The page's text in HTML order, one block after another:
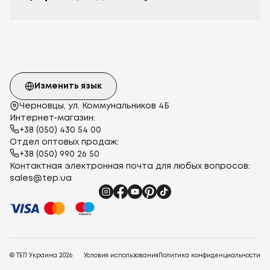
Черновцы, ул. Коммунальников 4Б
Интернет-магазин:
+38 (050) 430 54 00
Отдел оптовых продаж:
+38 (050) 990 26 50
Контактная электронная почта для любых вопросов:
sales@tep.ua
Изменить язык
© ТЕП Украина 2026 Условия использования Политика конфиденциальности